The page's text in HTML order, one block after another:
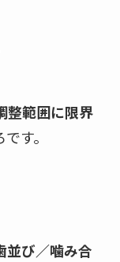
整範囲に限界
す。
並び／噛み合